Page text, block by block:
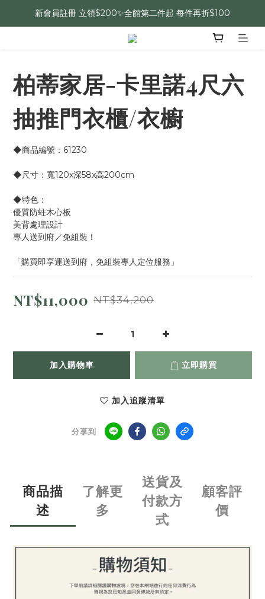
新會員註冊 立領$200✨全館第二件起 每件再折$100
柏蒂家居-卡里諾4尺六
抽推門衣櫃/衣櫥
◆商品編號：61230
◆尺寸：寬120x深58x高200cm
◆特色：
優質防蛀木心板
美背處理設計
專人送到府／免組裝！
「購買即享運送到府，免組裝專人定位服務」
NT$11,000 NT$34,200
加入購物車 立即購買
加入追蹤清單
分享到
商品描
述
了解更
多
送貨及
付款方
式
顧客評
價